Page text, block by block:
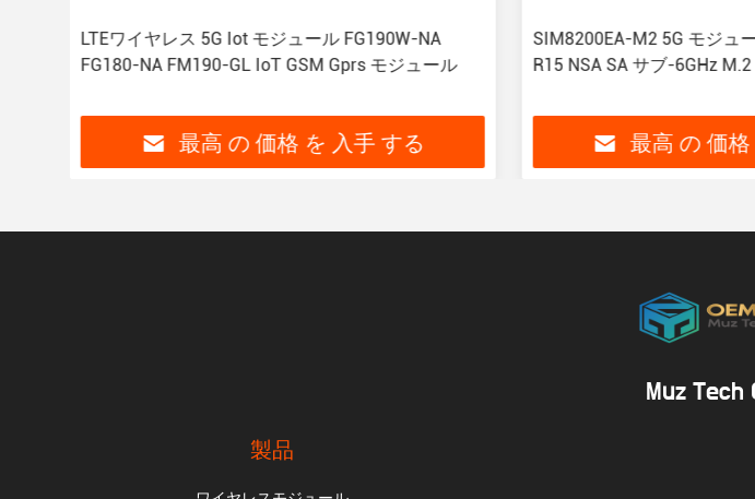
LTEワイヤレス 5G Iot モジュール FG190W-NA
FG180-NA FM190-GL IoT GSM Gprs モジュール
最高 の 価格 を 入手 する
SIM8200EA-M2 5G モジュ
R15 NSA SA サブ-6GHz
最高 の 価
Muz Tech
製品